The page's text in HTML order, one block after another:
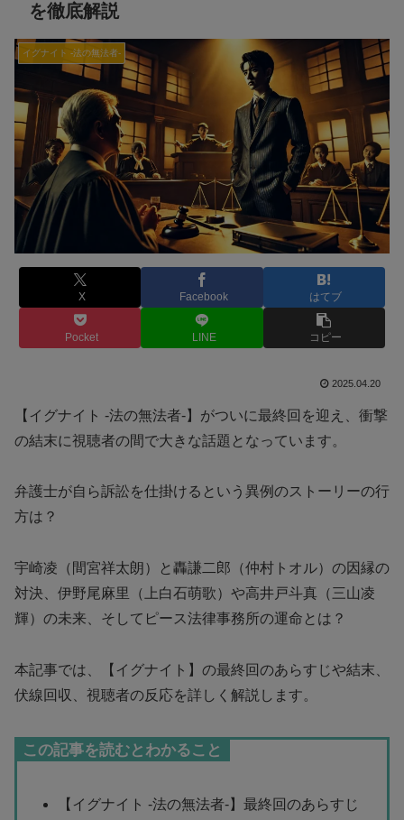
を徹底解説
イグナイト -法の無法者-
X Facebook はてブ
Pocket LINE コピー
2025.04.20
【イグナイト -法の無法者-】がついに最終回を迎え、衝撃
の結末に視聴者の間で大きな話題となっています。
弁護士が自ら訴訟を仕掛けるという異例のストーリーの行
方は？
宇崎凌（間宮祥太朗）と轟謙二郎（仲村トオル）の因縁の
対決、伊野尾麻里（上白石萌歌）や高井戸斗真（三山凌
輝）の未来、そしてピース法律事務所の運命とは？
本記事では、【イグナイト】の最終回のあらすじや結末、
伏線回収、視聴者の反応を詳しく解説します。
この記事を読むとわかること
【イグナイト -法の無法者-】最終回のあらすじ